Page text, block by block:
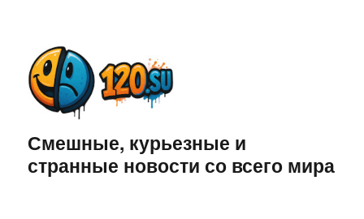
Смешные, курьезные и
странные новости со всего мира